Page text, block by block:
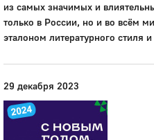
из самых значимых и
только в России, но и во всём
эталоном литературного стиля
29 декабря 2023